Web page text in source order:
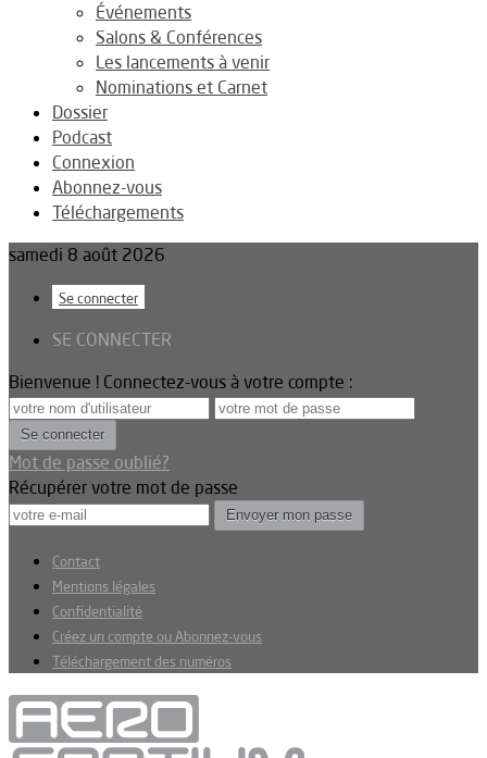
Événements
Salons & Conférences
Les lancements à venir
Nominations et Carnet
Dossier
Podcast
Connexion
Abonnez-vous
Téléchargements
samedi 8 août 2026
Se connecter
SE CONNECTER
Bienvenue ! Connectez-vous à votre compte :
Mot de passe oublié?
Récupérer votre mot de passe
Contact
Mentions légales
Confidentialité
Créez un compte ou Abonnez-vous
Téléchargement des numéros